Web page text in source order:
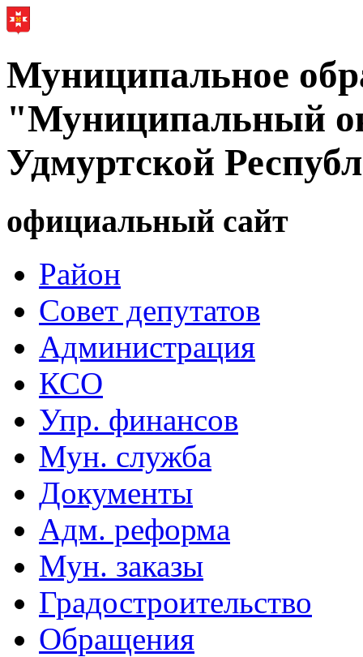
Муниципальное
"Муниципальный
Удмуртской
официальный сайт
Район
Совет депутатов
Администрация
КСО
Упр. финансов
Мун. служба
Документы
Адм. реформа
Мун. заказы
Градостроительство
Обращения